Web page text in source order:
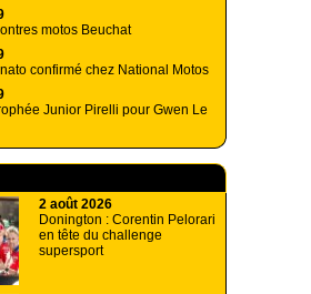
motos Beuchat
confirmé chez National Motos
Junior Pirelli pour Gwen Le
2 août 2026
Donington : Corentin Pelorari
en tête du challenge
supersport